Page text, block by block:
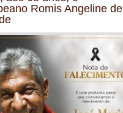
Romis Angeline de